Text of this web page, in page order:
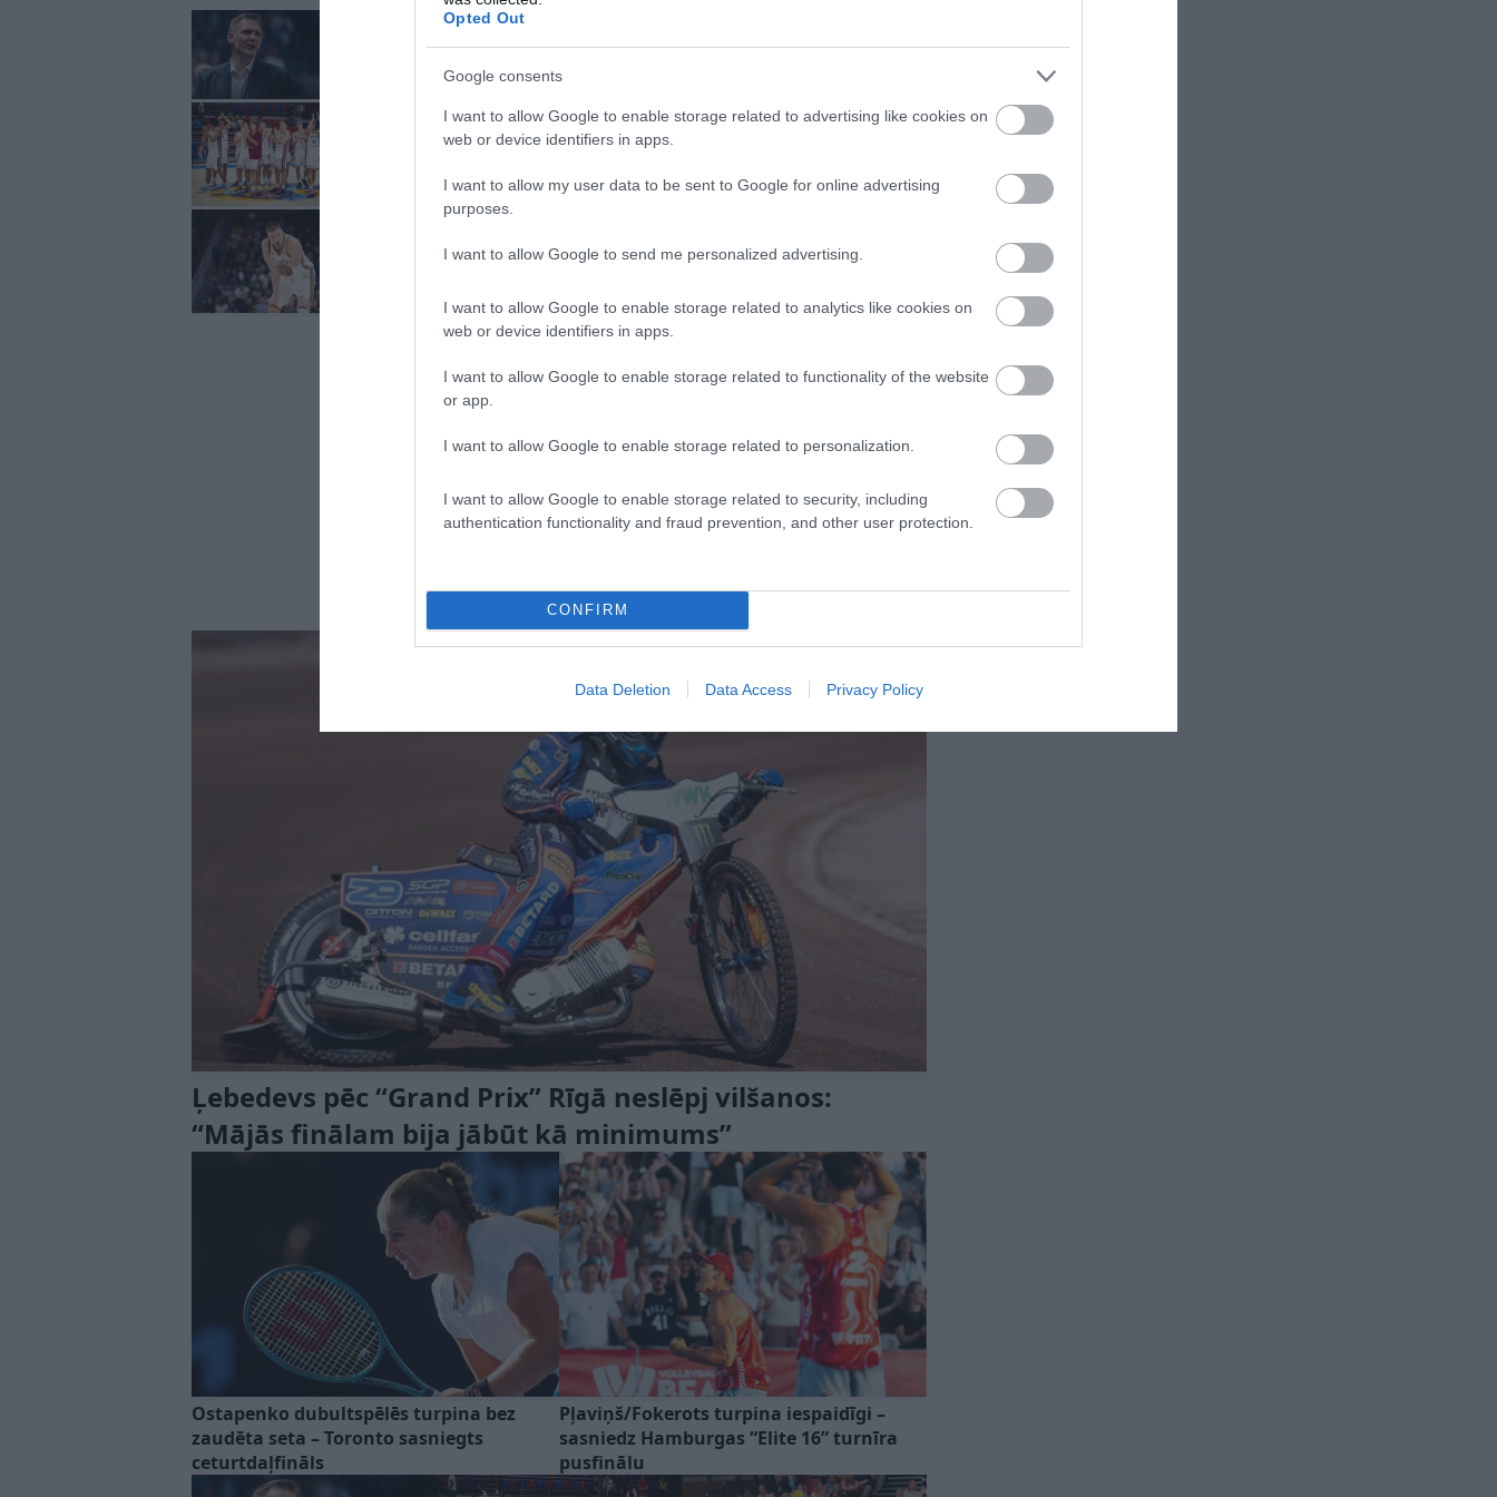
Opted Out
Google consents
I want to allow Google to enable storage related to advertising like cookies on
web or device identifiers in apps.
I want to allow my user data to be sent to Google for online advertising
purposes.
I want to allow Google to send me personalized advertising.
I want to allow Google to enable storage related to analytics like cookies on
web or device identifiers in apps.
I want to allow Google to enable storage related to functionality of the website
or app.
I want to allow Google to enable storage related to personalization.
I want to allow Google to enable storage related to security, including
authentication functionality and fraud prevention, and other user protection.
CONFIRM
Data Deletion Data Access Privacy Policy
Cipruss un LBS iestājas par Latvijas basketbolistiem pēc nepatīkamiem
gadījumiem sociālajos tīklos: “Viņi ir mūsējie!”
Latvijas U16 basketbolisti svin uzvaru pār Turciju otrajā Eiropas
čempionāta mačā
Porziņģis paliek Goldensteitā – zināmas jaunā līguma detaļas
Ļebedevs pēc “Grand Prix” Rīgā neslēpj vilšanos:
“Mājās finālam bija jābūt kā minimums”
Ostapenko dubultspēlēs turpina bez
zaudēta seta – Toronto sasniegts
ceturtdaļfināls
Pļaviņš/Fokerots turpina iespaidīgi –
sasniedz Hamburgas “Elite 16” turnīra
pusfinālu